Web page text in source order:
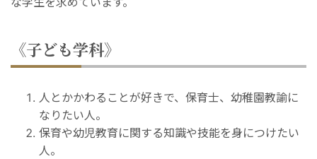
《子ども学科》
人とかかわることが好きで、保育士、幼稚園教諭に
なりたい人。
保育や幼児教育に関する知識や技能を身につけたい
人。